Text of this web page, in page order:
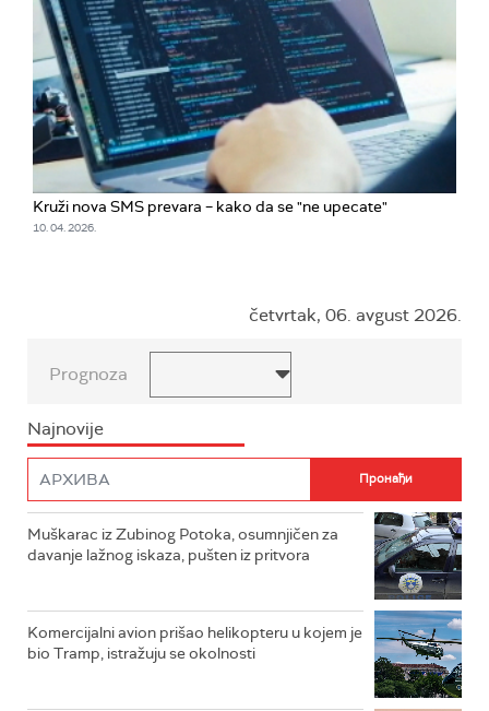
Kruži nova SMS prevara – kako da se "ne upecate"
10. 04. 2026.
četvrtak, 06. avgust 2026.
Prognoza
Najnovije
Muškarac iz Zubinog Potoka, osumnjičen za
davanje lažnog iskaza, pušten iz pritvora
Komercijalni avion prišao helikopteru u kojem je
bio Tramp, istražuju se okolnosti